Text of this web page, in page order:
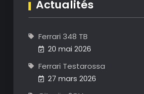
Actualités
Ferrari 348 TB
20 mai 2026
Ferrari Testarossa
27 mars 2026